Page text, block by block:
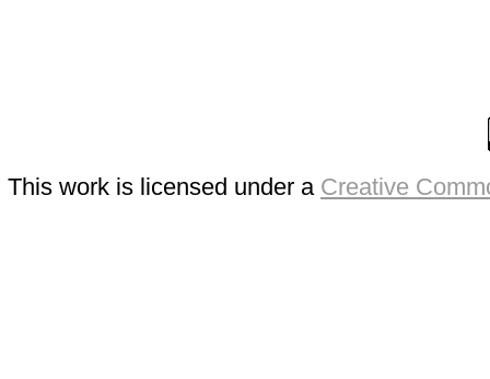
This work is licensed under a Creative